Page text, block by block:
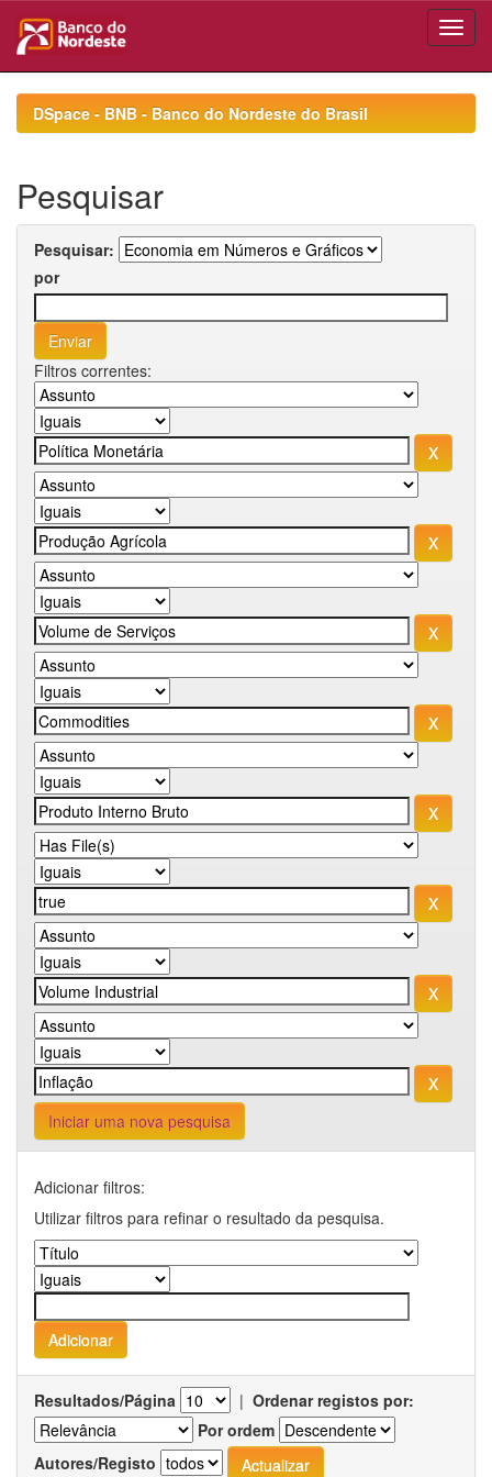
navigationDSpace - BNB - Banco do Nordeste do Brasil
Pesquisar
Pesquisar:
por
Filtros correntes:
Iniciar uma nova pesquisa
Adicionar filtros:
Utilizar filtros para refinar o resultado da pesquisa.
Resultados/Página | Ordenar registos por:
Por ordem
Autores/Registo